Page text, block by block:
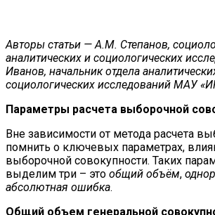
Авторы статьи — А.М. Степанов,
аналитических и социологических
Иванов, начальник отдела
социологических исследований МАУ
Параметры расчета выборочной
Вне зависимости от метода расчета
помнить о ключевых параметрах,
выборочной совокупности. Таких
выделим три – это общий объём,
абсолютная ошибка.
Общий объем генеральной